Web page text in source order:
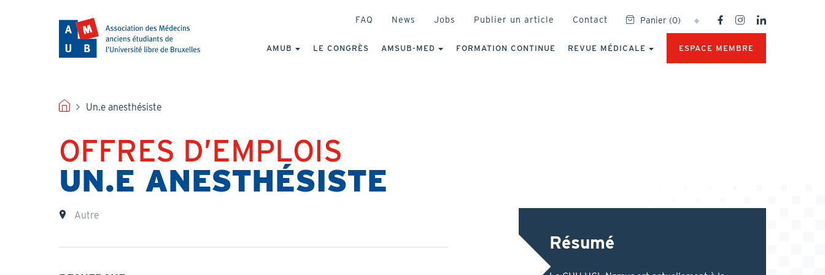
HEADER
FAQ News Jobs Publier un article Contact Panier (0)
SOCIAL
NETWORKS
PRINCIPALE
AMUB LE CONGRÈS AMSUB-MED FORMATION CONTINUE REVUE MÉDICALE ESPACE MEMBRE
FIL
D'ARIANE
Un.e anesthésiste
Titre
OFFRES D’EMPLOIS
UN.E ANESTHÉSISTE
Lieu
Autre
Résumé